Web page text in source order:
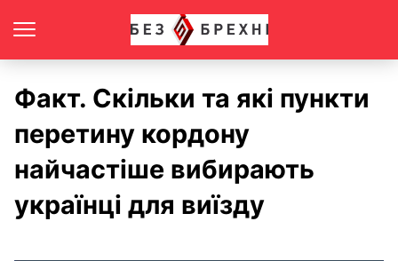
Факт. Скільки та які пункти
перетину кордону
найчастіше вибирають
українці для виїзду